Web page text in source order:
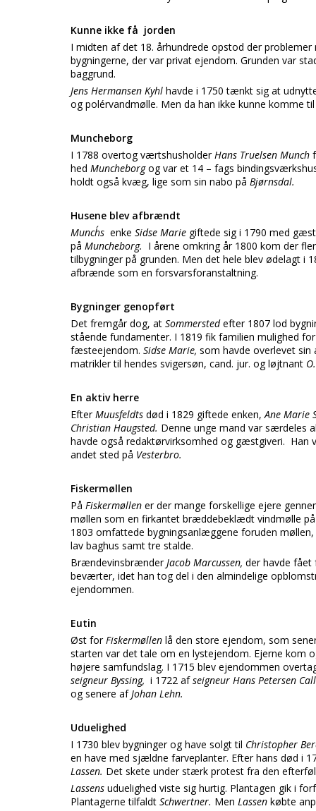
Kunne ikke få jorden
I midten af det 18. århundrede opstod der
bygningerne, der var privat ejendom. Grunden var
baggrund.
Jens Hermansen Kyhl havde i 1750 tænkt sig at
og polérvandmølle. Men da han ikke kunne komme
Muncheborg
I 1788 overtog værtshusholderHans Truelsen Munch
hed Muncheborgog var et 14 – fags
holdt også kvæg, lige som sin nabo på Bjørnsdal.
Husene blev afbrændt
Munch´s enke Sidse Marie giftede sig i 1790 med
på Muncheborg. I årene omkring år 1800 kom der
tilbygninger på grunden. Men det hele blev ødelagt i
afbrænde som en forsvarsforanstaltning.
Bygninger genopført
Det fremgår dog, at Sommerstedefter 1807 lod
stående fundamenter. I 1819 fik familien mulighed
fæsteejendom. Sidse Marie, som havde overlevet
matrikler til hendes svigersøn, cand. jur. og løjtnant
En aktiv herre
EfterMuusfeldts død i 1829 giftede enken,Ane Marie
Christian Haugsted. Denne unge mand var særdeles
havde også redaktørvirksomhed og gæstgiveri. Han
andet sted på Vesterbro.
Fiskermøllen
På Fiskermøllen er der mange forskellige ejere
møllen som en firkantet bræddebeklædt vindmølle
1803 omfattede bygningsanlæggene foruden
lav baghus samt tre stalde.
BrændevinsbrænderJacob Marcussen, der havde
beværter, idet han tog del i den almindelige
ejendommen.
Eutin
Øst forFiskermøllen lå den store ejendom, som
starten var det tale om en lystejendom. Ejerne kom
højere samfundslag. I 1715 blev ejendommen
seigneur Byssing, i 1722 afseigneur Hans Petersen
og senere afJohan Lehn.
Uduelighed
I 1730 blev bygninger og have solgt til Christopher
en have med sjældne farveplanter. Efter hans død i
Lassen. Det skete under stærk protest fra den
Lassens uduelighed viste sig hurtig. Plantagen gik i
Plantagerne tilfaldt Schwertner. Men Lassen købte